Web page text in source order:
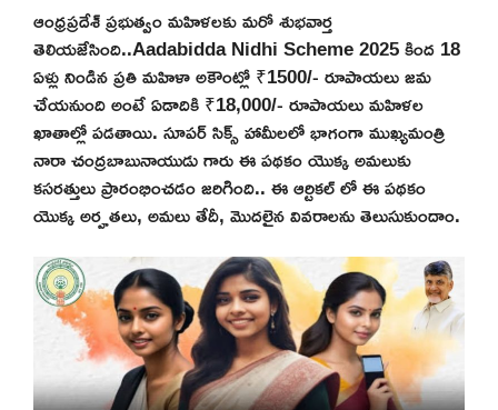
ఆంధ్రప్రదేశ్ ప్రభుత్వం మహిళలకు మరో శుభవార్త
తెలియజేసింది..Aadabidda Nidhi Scheme 2025 కింద 18
ఏళ్లు నిండిన ప్రతి మహిళా అకౌంట్లో ₹1500/- రూపాయలు జమ
చేయనుంది అంటే ఏడాదికి ₹18,000/- రూపాయలు మహిళల
ఖాతాల్లో పడతాయి. సూపర్ సిక్స్ హామీలలో భాగంగా ముఖ్యమంత్రి
నారా చంద్రబాబునాయుడు గారు ఈ పథకం యొక్క అమలుకు
కసరత్తులు ప్రారంభించడం జరిగింది.. ఈ ఆర్టికల్ లో ఈ పథకం
యొక్క అర్హతలు, అమలు తేదీ, మొదలైన వివరాలను తెలుసుకుందాం.